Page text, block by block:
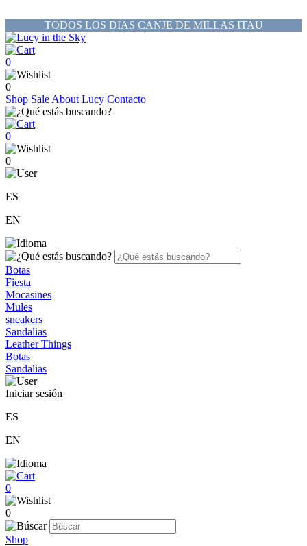
TODOS LOS DIAS CANJE DE MILLAS ITAU
0
0
Shop Sale About Lucy Contacto
0
0
ES
EN
Botas
Fiesta
Mocasines
Mules
sneakers
Sandalias
Leather Things
Botas
Sandalias
Iniciar sesión
ES
EN
0
0
Shop